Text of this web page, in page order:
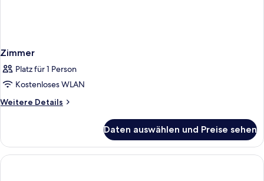
Zimmer
Platz für 1 Person
Kostenloses WLAN
Weitere Details
Weitere
Daten auswählen und Preise sehen